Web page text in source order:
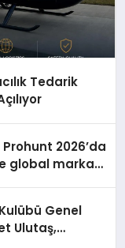
Tedarik
2026’da
global marka
Genel
Ulutaş,